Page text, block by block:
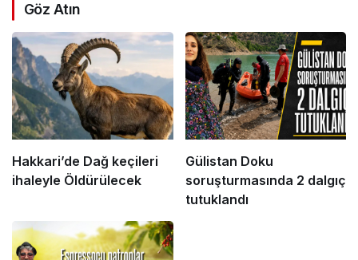
Göz Atın
Hakkari’de Dağ keçileri
ihaleyle Öldürülecek
Gülistan Doku
soruşturmasında 2 dalgıç
tutuklandı